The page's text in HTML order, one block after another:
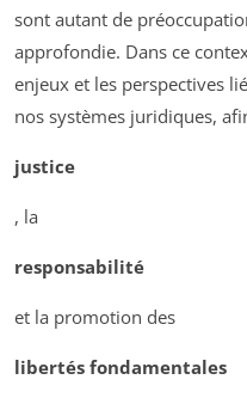
sont autant de
approfondie. Dans ce
enjeux et les perspectives
nos systèmes juridiques,
justice
, la
responsabilité
et la promotion des
libertés fondamentales